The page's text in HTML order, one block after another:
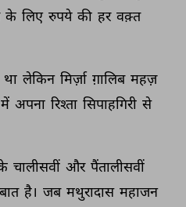
के लिए रुपये की हर वक़्त
था लेकिन मिर्ज़ा ग़ालिब महज़
में अपना रिश्ता सिपाहगिरी से
चालीसवीं और पैंतालीसवीं
बात है। जब मथुरादास महाजन